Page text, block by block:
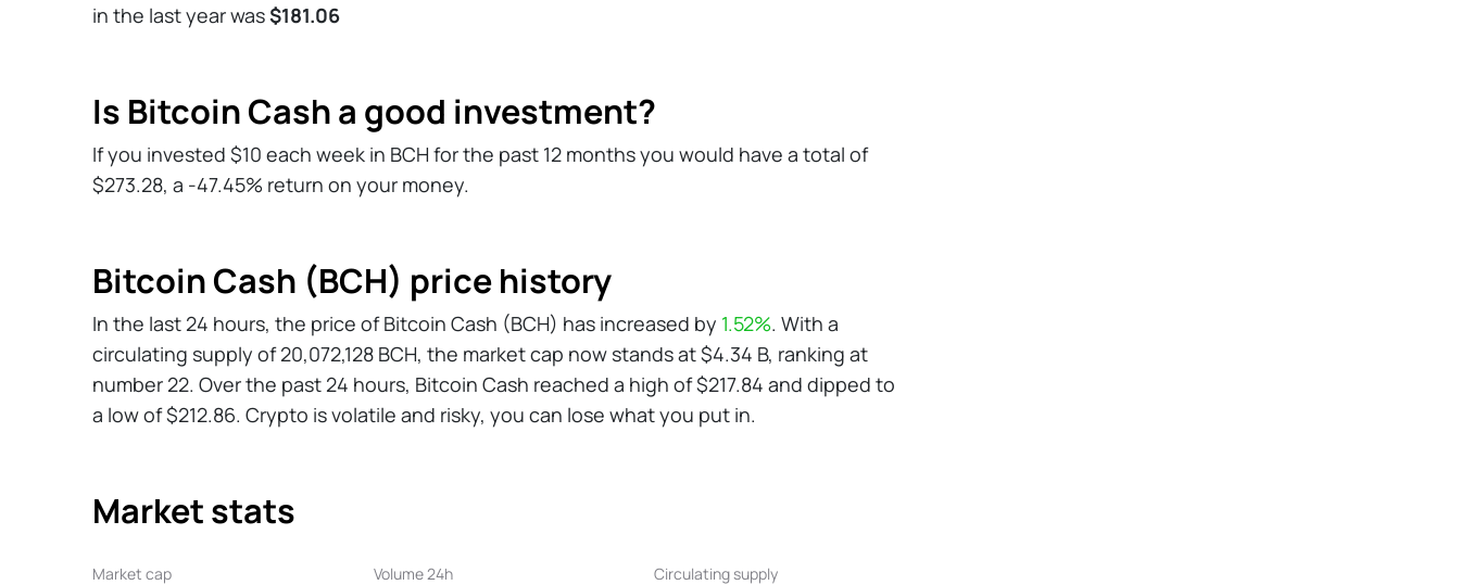
in the last year was$181.06
Is Bitcoin Cash a good investment?
If you invested $10 each week in BCH for the past 12 months you would have a total of
$273.28, a -47.45% return on your money.
Bitcoin Cash (BCH) price history
In the last 24 hours, the price of Bitcoin Cash (BCH) has increased by 1.52%. With a
circulating supply of 20,072,128 BCH, the market cap now stands at $4.34 B, ranking at
number 22. Over the past 24 hours, Bitcoin Cash reached a high of $217.84 and dipped to
a low of $212.86. Crypto is volatile and risky, you can lose what you put in.
Market stats
Market cap Volume 24h Circulating supply